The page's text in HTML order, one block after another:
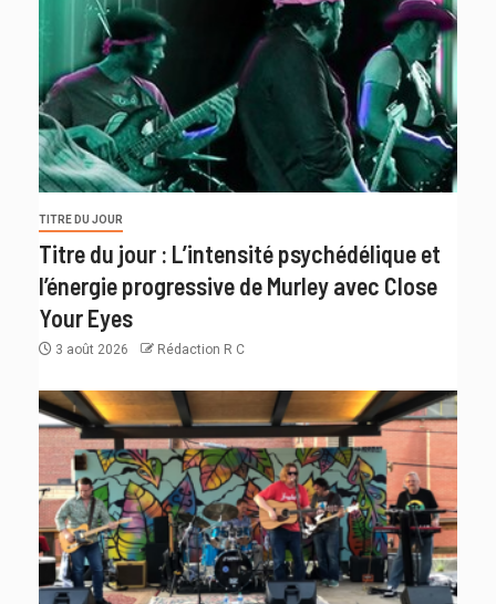
TITRE DU JOUR
Titre du jour : L’intensité psychédélique et
l’énergie progressive de Murley avec Close
Your Eyes
3 août 2026 Rédaction R C